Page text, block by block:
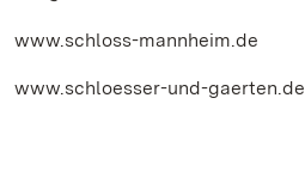
www.schloss-mannheim.de
www.schloesser-und-gaerten.de